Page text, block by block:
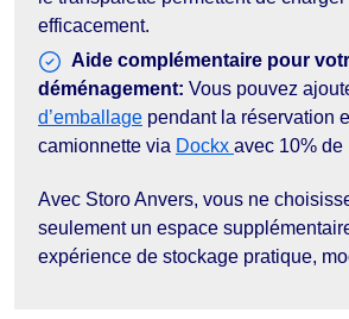
efficacement.
Aide complémentaire pour
déménagement: Vous pouvez
d’emballage pendant la réservation
camionnette via Dockx avec 10% de
Avec Storo Anvers, vous ne
seulement un espace
expérience de stockage pratique,